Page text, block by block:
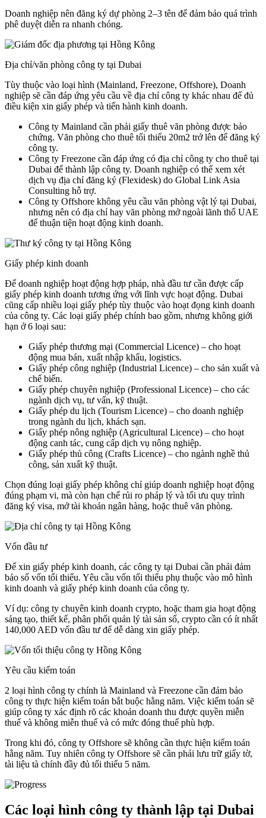
Doanh nghiệp nên đăng ký dự phòng 2–3 tên để đảm bảo quá trình
phê duyệt diễn ra nhanh chóng.
Địa chỉ/văn phòng công ty tại Dubai
Tùy thuộc vào loại hình (Mainland, Freezone, Offshore), Doanh
nghiệp sẽ cần đáp ứng yêu cầu về địa chỉ công ty khác nhau để đủ
điều kiện xin giấy phép và tiến hành kinh doanh.
Công ty Mainland cần phải giấy thuê văn phòng được bảo
chứng. Văn phòng cho thuê tối thiểu 20m2 trở lên để đăng ký
công ty.
Công ty Freezone cần đáp ứng có địa chỉ công ty cho thuê tại
Dubai để thành lập công ty. Doanh nghiệp có thể xem xét
dịch vụ địa chỉ đăng ký (Flexidesk) do Global Link Asia
Consulting hỗ trợ.
Công ty Offshore không yêu cầu văn phòng vật lý tại Dubai,
nhưng nên có địa chỉ hay văn phòng mở ngoài lãnh thổ UAE
để thuận tiện hoạt động kinh doanh.
Giấy phép kinh doanh
Để doanh nghiệp hoạt động hợp pháp, nhà đầu tư cần được cấp
giấy phép kinh doanh tương ứng với lĩnh vực hoạt động. Dubai
cũng cấp nhiều loại giấy phép tùy thuộc vào hoạt đọng kinh doanh
của công ty. Các loại giấy phép chính bao gồm, nhưng không giới
hạn ở 6 loại sau:
Giấy phép thương mại (Commercial Licence) – cho hoạt
động mua bán, xuất nhập khẩu, logistics.
Giấy phép công nghiệp (Industrial Licence) – cho sản xuất và
chế biến.
Giấy phép chuyên nghiệp (Professional Licence) – cho các
ngành dịch vụ, tư vấn, kỹ thuật.
Giấy phép du lịch (Tourism Licence) – cho doanh nghiệp
trong ngành du lịch, khách sạn.
Giấy phép nông nghiệp (Agricultural Licence) – cho hoạt
động canh tác, cung cấp dịch vụ nông nghiệp.
Giấy phép thủ công (Crafts Licence) – cho ngành nghề thủ
công, sản xuất kỹ thuật.
Chọn đúng loại giấy phép không chỉ giúp doanh nghiệp hoạt động
đúng phạm vi, mà còn hạn chế rủi ro pháp lý và tối ưu quy trình
đăng ký visa, mở tài khoản ngân hàng, hoặc thuê văn phòng.
Vốn đầu tư
Để xin giấy phép kinh doanh, các công ty tại Dubai cần phải đảm
bảo số vốn tối thiểu. Yêu cầu vốn tối thiểu phụ thuộc vào mô hình
kinh doanh và giấy phép kinh doanh của công ty.
Ví dụ: công ty chuyên kinh doanh crypto, hoặc tham gia hoạt động
sảng tạo, thiết kế, phân phối quản lý tài sản số, crypto cần có ít nhất
140,000 AED vốn đầu tư để dễ dàng xin giấy phép.
Yêu cầu kiểm toán
2 loại hình công ty chính là Mainland và Freezone cần đảm bảo
công ty thực hiện kiểm toán bắt buộc hằng năm. Việc kiểm toán sẽ
giúp công ty xác định rõ các khoản doanh thu được quyền miễn
thuế và không miễn thuế và có mức đóng thuế phù hợp.
Trong khi đó, công ty Offshore sẽ không cần thực hiện kiểm toán
hằng năm. Tuy nhiên công ty Offshore sẽ cần phải lưu trữ giấy tờ,
tài liệu tà chính đầy đủ tối thiểu 5 năm.
Các loại hình công ty thành lập tại Dubai